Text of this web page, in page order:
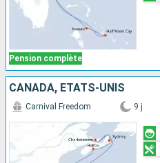
Pension complète
CANADA, ÉTATS-UNIS
Carnival Freedom 9 j